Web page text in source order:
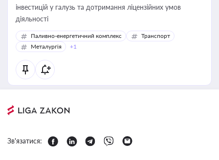
інвестицій у галузь та дотримання ліцензійних умов
діяльності
Паливно-енергетичний комплекс
Транспорт
Металургія
+1
Зв'язатися: